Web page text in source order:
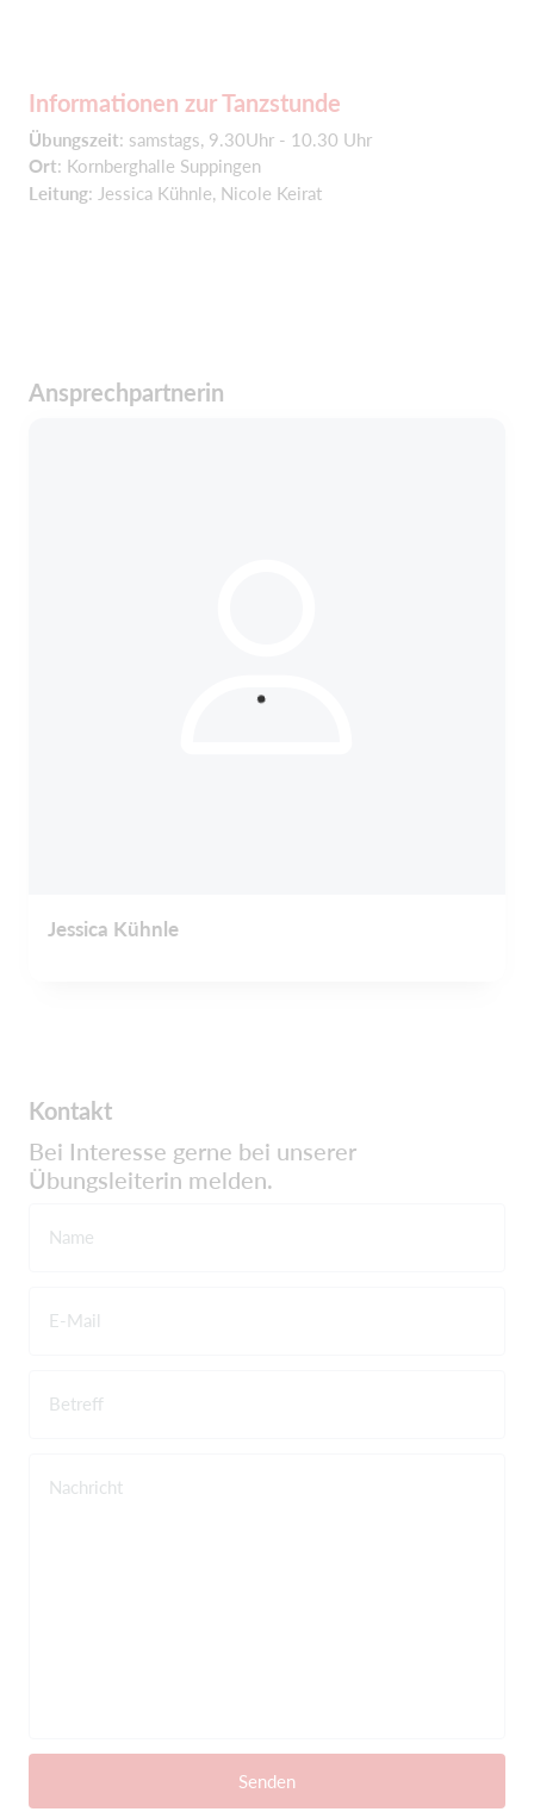
Informationen zur Tanzstunde
Übungszeit: samstags, 9.30Uhr - 10.30 Uhr
Ort: Kornberghalle Suppingen
Leitung: Jessica Kühnle, Nicole Keirat
Ansprechpartnerin
Jessica Kühnle
Kontakt
Bei Interesse gerne bei unserer
Übungsleiterin melden.
Name
E-Mail
Betreff
Nachricht
Senden